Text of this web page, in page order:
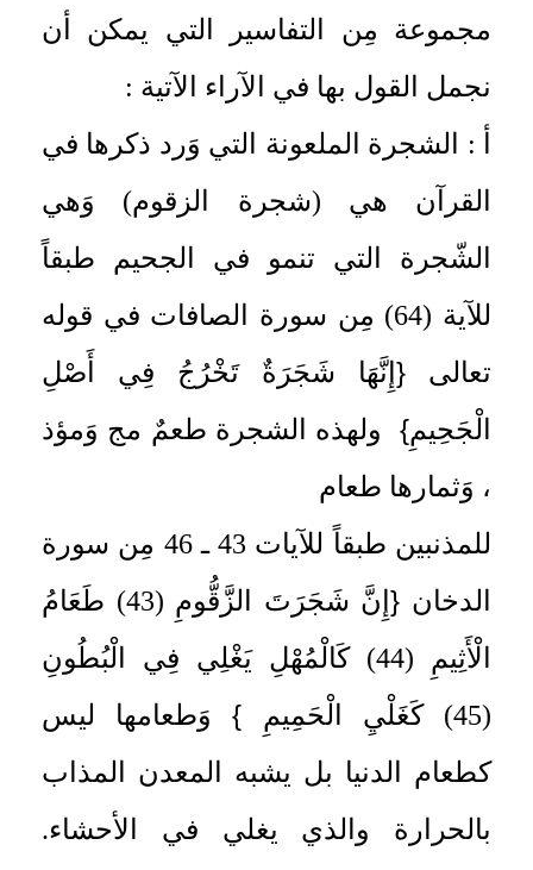
مجموعة مِن التفاسير التي يمكن أن
نجمل القول بها في الآراء الآتية :
أ : الشجرة الملعونة التي وَرد ذكرها في
القرآن هي (شجرة الزقوم) وَهي
الشّجرة التي تنمو في الجحيم طبقاً
للآية (64) مِن سورة الصافات في قوله
تعالى { إِنَّهَا شَجَرَةٌ تَخْرُجُ فِي أَصْلِ
الْجَحِيمِ} ولهذه الشجرة طعمٌ مج وَمؤذ
، وَثمارها طعام
للمذنبين طبقاً للآيات 43 ـ 46 مِن سورة
الدخان {
إِنَّ شَجَرَتَ الزَّقُّومِ (43) طَعَامُ
الْأَثِيمِ (44) كَالْمُهْلِ يَغْلِي فِي الْبُطُونِ
(45) كَغَلْيِ الْحَمِيمِ
}وَطعامها ليس
كطعام الدنيا بل يشبه المعدن المذاب
بالحرارة والذي يغلي في الأحشاء.